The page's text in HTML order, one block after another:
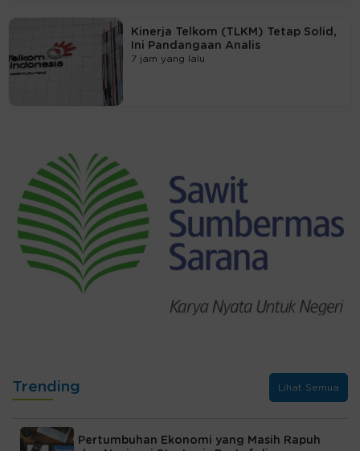
Kinerja Telkom (TLKM) Tetap Solid,
Ini Pandangaan Analis
7 jam yang lalu
Trending Lihat Semua
Pertumbuhan Ekonomi yang Masih Rapuh